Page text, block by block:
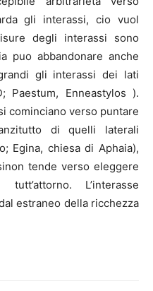
gli interassi, cio vuol
degli interassi sono
puo abbandonare anche
gli interassi dei lati
Paestum, Enneastylos ).
cominciano verso puntare
di quelli laterali
Egina, chiesa di Aphaia),
tende verso eleggere
L’interasse
estraneo della ricchezza